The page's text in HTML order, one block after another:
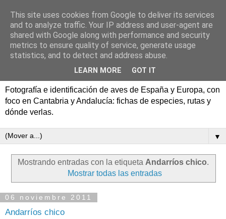
Aves de España y Europa:
fotografía y rutas de
Fotografía e identificación de aves de España y Europa, con
foco en Cantabria y Andalucía: fichas de especies, rutas y
dónde verlas.
▼
Mostrando entradas con la etiqueta Andarríos chico.
Mostrar todas las entradas
06 noviembre 2011
Andarríos chico
This site uses cookies from Google to deliver its services
and to analyze traffic. Your IP address and user-agent are
shared with Google along with performance and security
metrics to ensure quality of service, generate usage
statistics, and to detect and address abuse.
LEARN MORE GOT IT